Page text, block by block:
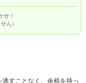
せ！
ん）
すことなく、余裕を持っ